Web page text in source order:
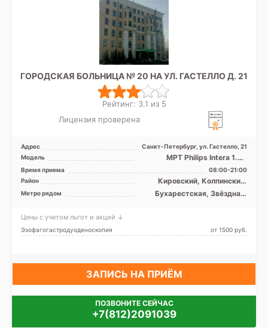
ГОРОДСКАЯ БОЛЬНИЦА № 20 НА УЛ. ГАСТЕЛЛО Д. 21
Рейтинг: 3.1 из 5
Лицензия проверена
Адрес
Санкт-Петербург, ул. Гастелло, 21
Модель
МРТ Philips Intera 1.5T
закрытый тип, УЗИ
Время приема
08:00-21:00
Район
Кировский, Колпинский,
Московский, Невский,
Пушкинский, Фрунзенский,
Метро рядом
Бухарестская, Звёздная,
ворота, Парк Победы,
Фрунзенская, Электросила,
Цены с учетом льгот и акций ↓
Эзофагогастродуоденоскопия от 1500 pуб.
ЗАПИСЬ НА ПРИЁМ
ПОЗВОНИТЕ СЕЙЧАС
+7(812)2091039